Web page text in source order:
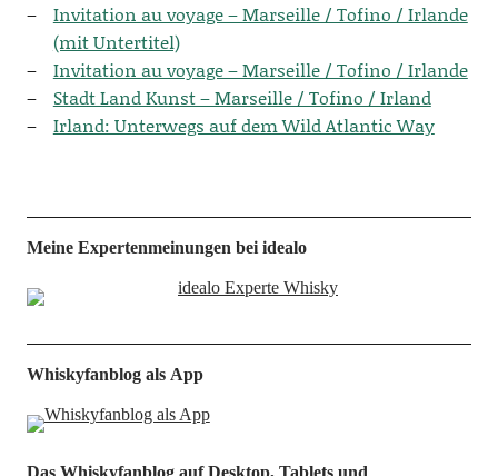
Invi­ta­ti­on au voya­ge – Mar­seil­le / Tofi­no / Irlan­de
(mit Untertitel)
Invi­ta­ti­on au voya­ge – Mar­seil­le / Tofi­no / Irlande
Stadt Land Kunst – Mar­seil­le / Tofi­no / Irland
Irland: Unter­wegs auf dem Wild Atlan­tic Way
Meine Expertenmeinungen bei idealo
Whiskyfanblog als App
Das Whiskyfanblog auf Desktop, Tablets und